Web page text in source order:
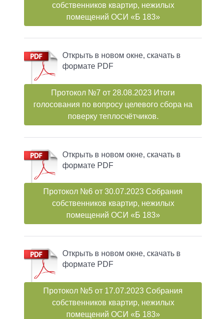
собственников квартир, нежилых
помещений ОСИ «Б 183»
Открыть в новом окне, скачать в
формате PDF
Протокол №7 от 28.08.2023 Итоги
голосования по вопросу целевого сбора на
поверку теплосчётчиков.
Открыть в новом окне, скачать в
формате PDF
Протокол №6 от 30.07.2023 Собрания
собственников квартир, нежилых
помещений ОСИ «Б 183»
Открыть в новом окне, скачать в
формате PDF
Протокол №5 от 17.07.2023 Собрания
собственников квартир, нежилых
помещений ОСИ «Б 183»